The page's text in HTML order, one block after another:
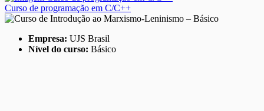
Curso de programação em C/C++
Empresa: UJS Brasil
Nível do curso: Básico